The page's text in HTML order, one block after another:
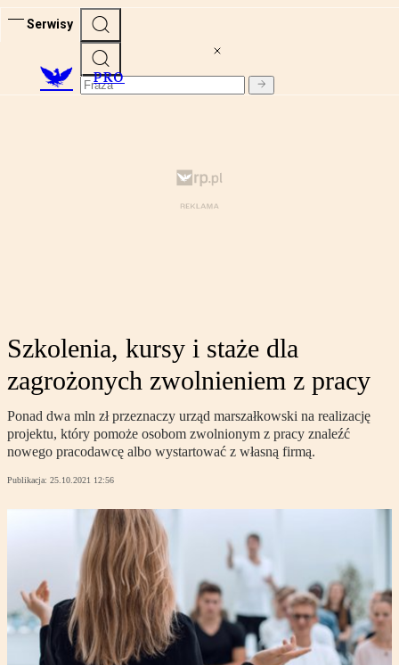
Serwisy
PRO
Szkolenia, kursy i staże dla
zagrożonych zwolnieniem z pracy
Ponad dwa mln zł przeznaczy urząd marszałkowski na realizację
projektu, który pomoże osobom zwolnionym z pracy znaleźć
nowego pracodawcę albo wystartować z własną firmą.
Publikacja: 25.10.2021 12:56